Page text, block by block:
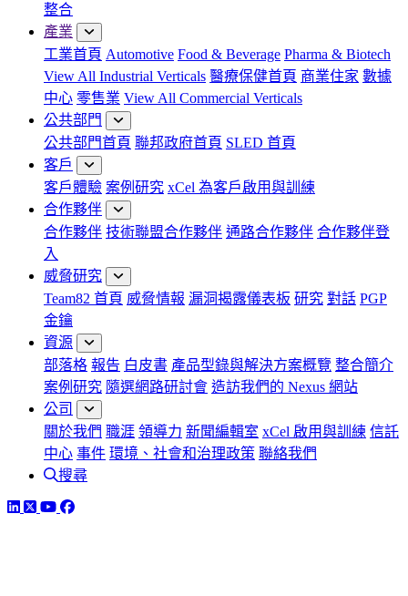
整合
產業
工業首頁 Automotive Food & Beverage Pharma & Biotech
View All Industrial Verticals 醫療保健首頁 商業住家 數據
中心 零售業 View All Commercial Verticals
公共部門
公共部門首頁 聯邦政府首頁 SLED 首頁
客戶
客戶體驗 案例研究 xCel 為客戶啟用與訓練
合作夥伴
合作夥伴 技術聯盟合作夥伴 通路合作夥伴 合作夥伴登
入
威脅研究
Team82 首頁 威脅情報 漏洞揭露儀表板 研究 對話 PGP
金鑰
資源
部落格 報告 白皮書 產品型錄與解決方案概覽 整合簡介
案例研究 隨選網路研討會 造訪我們的 Nexus 網站
公司
關於我們 職涯 領導力 新聞編輯室 xCel 啟用與訓練 信託
中心 事件 環境、社會和治理政策 聯絡我們
搜尋
LinkedIn
TwitterYouTube
Facebook